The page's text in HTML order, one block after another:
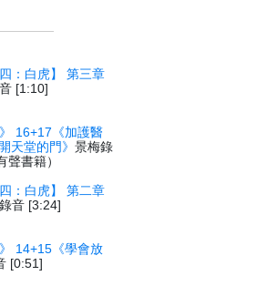
：白虎】 第三章
[1:10]
16+17《加護醫
天堂的門》景梅錄
書籍）
：白虎】 第二章
音 [3:24]
14+15《學會放
[0:51]